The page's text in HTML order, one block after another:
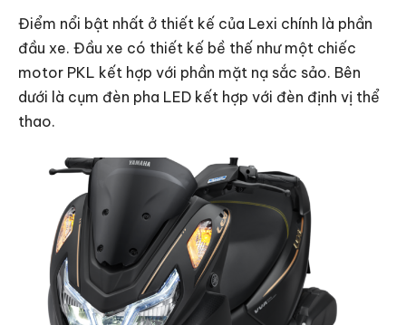
Điểm nổi bật nhất ở thiết kế của Lexi chính là phần
đầu xe. Đầu xe có thiết kế bề thế như một chiếc
motor PKL kết hợp với phần mặt nạ sắc sảo. Bên
dưới là cụm đèn pha LED kết hợp với đèn định vị thể
thao.